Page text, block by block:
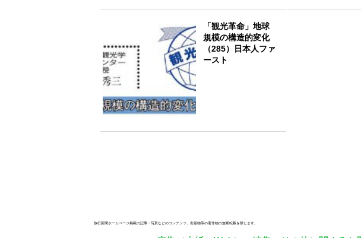
「観光革命」地球
規模の構造的変化
（285）日本人ファ
ースト
旅行新聞ホームページ掲載の記事・写真などのコンテンツ、出版物等の著作物の無断転載を禁じます。